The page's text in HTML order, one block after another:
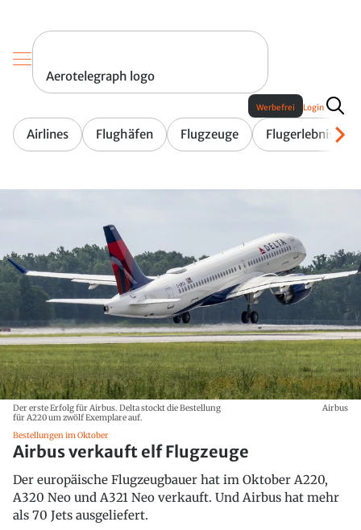
Aerotelegraph logo
Airlines Flughäfen Flugzeuge Flugerlebnis
Werbefrei Login
Der erste Erfolg für Airbus. Delta stockt die Bestellung
für A220 um zwölf Exemplare auf.
Airbus
Bestellungen im Oktober
Airbus verkauft elf Flugzeuge
Der europäische Flugzeugbauer hat im Oktober A220,
A320 Neo und A321 Neo verkauft. Und Airbus hat mehr
als 70 Jets ausgeliefert.